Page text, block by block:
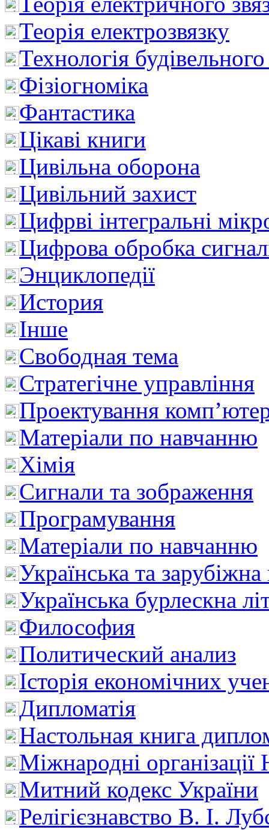
Теорія електрозвязку
Технологія
Фізіогноміка
Фантастика
Цікаві книги
Цивільна оборона
Цивільний захист
Цифрві інтегральні
Цифрова обробка
Энциклопедії
История
Інше
Свободная тема
Стратегічне управління
Проектування
Матеріали по навчанню
Хімія
Сигнали та зображення
Програмування
Матеріали по навчанню
Українська та зарубіжна
Українська бурлескна
Философия
Политический анализ
Історія економічних
Дипломатія
Настольная книга
Міжнародні
Митний кодекс України
Релігієзнавство В. І.